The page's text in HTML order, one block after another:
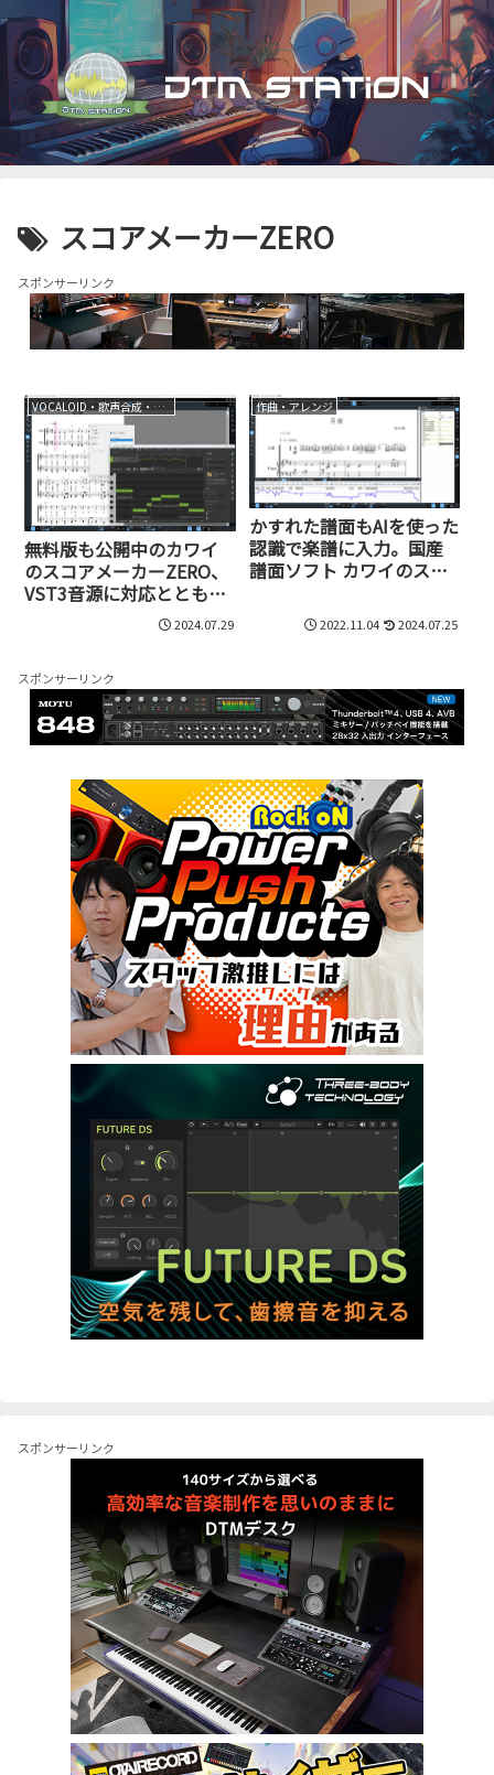
スコアメーカーZERO
スポンサーリンク
VOCALOID・歌声合成・音声合成
無料版も公開中のカワイ
のスコアメーカーZERO、
VST3音源に対応とともに
Synthsizer VやVOCALOID
などとの連携も実現2024.07.29
作曲・アレンジ
かすれた譜面もAIを使った
認識で楽譜に入力。国産
譜面ソフト カワイのスコ
2022.11.04 2024.07.25
スポンサーリンク
スポンサーリンク